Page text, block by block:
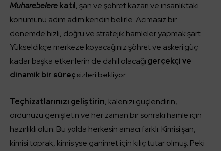
Muharebelerekatıl, şan ve şöhret kazan ve insanlıktaki
konumunu adım adım kendin belirle. Acımasız bir
dönemde hızlı, doğru ve stratejik hamleler yapmak şart.
Yükseldikçe merkeze koyacağınız şöhret ve askeri güç
kadar başka etkenlerin de dahil olacağı gerçekçi ve
dinamik bir süreçsizleri bekliyor.
Teçhizatlarınızı geliştirin, kalenizi güçlendirin,
ordunuzu genişletin ve her zaman bir sonraki hamle için
hazırlıklı olun. Bu yolda herkesin amacı farklı: Kimisi şan,
kimisi toprak, kimisiyse ganimet için kılıç tutar olmuş. Peki